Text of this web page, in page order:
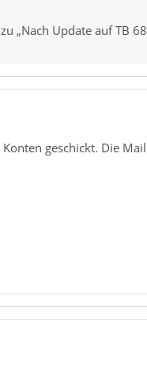
„Nach Update auf TB
geschickt. Die